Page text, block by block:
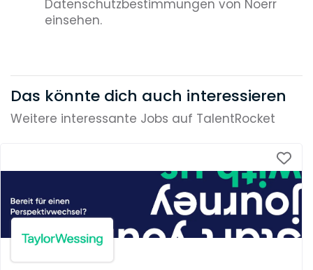
Datenschutzbestimmungen von Noerr
einsehen.
Das könnte dich auch interessieren
Weitere interessante Jobs auf TalentRocket